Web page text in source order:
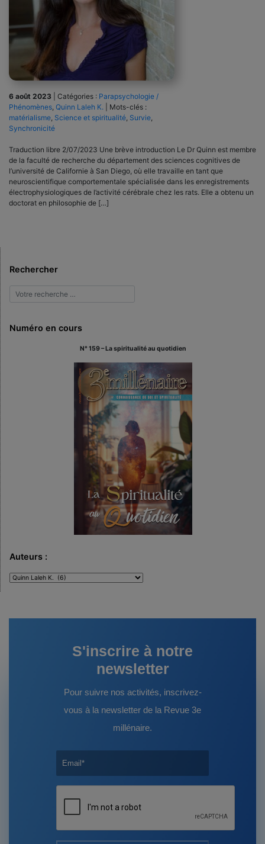
6 août 2023 Catégories : Parapsychologie /
Phénomènes Quinn Laleh K.
Mots-clés :
matérialisme Science et spiritualité Survie
Synchronicité
Traduction libre 2/07/2023 Une brève introduction Le Dr Quinn est membre
de la faculté de recherche du département des sciences cognitives de
l’université de Californie à San Diego, où elle travaille en tant que
neuroscientifique comportementale spécialisée dans les enregistrements
électrophysiologiques de l’activité cérébrale chez les rats. Elle a obtenu un
doctorat en philosophie de […]
Rechercher
Numéro en cours
N° 159 – La spiritualité au quotidien
Auteurs :
Auteurs
:
S'inscrire à notre
newsletter
Pour suivre nos activités, inscrivez-
vous à la newsletter de la Revue 3e
millénaire.